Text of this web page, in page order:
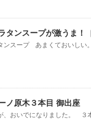
タンスープが激うま！
ンスープ あまくておいしい
ノ原木３本目 御出座
、おいでになりました。 ３